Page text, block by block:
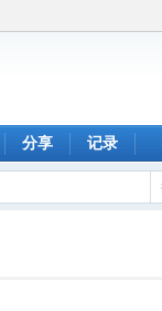
分享 记录